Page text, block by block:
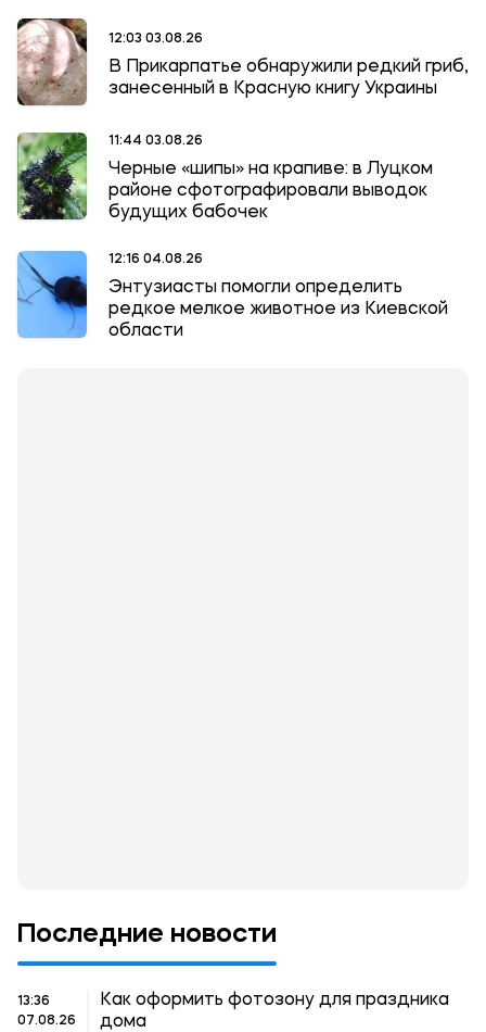
12:03 03.08.26
В Прикарпатье обнаружили редкий гриб,
занесенный в Красную книгу Украины
11:44 03.08.26
Черные «шипы» на крапиве: в Луцком
районе сфотографировали выводок
будущих бабочек
12:16 04.08.26
Энтузиасты помогли определить
редкое мелкое животное из Киевской
области
Последние новости
13:36
07.08.26
Как оформить фотозону для праздника
дома